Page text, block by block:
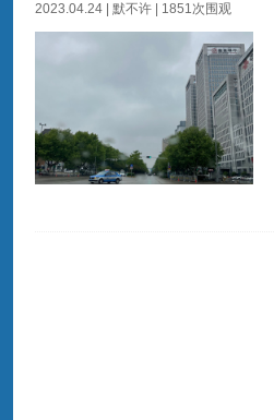
2023.04.24 | 默不许 | 1851次围观